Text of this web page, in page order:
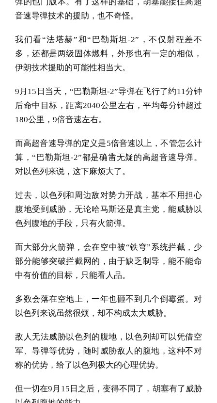
音速导弹技术的援助，也不奇怪。
我们看“法塔赫”和“巴勒斯坦-2”，不仅射程差不
多，还都是两级固体燃料，外形也有一定的相似，
伊朗技术援助的可能性相当大。
9月15日当天，“巴勒斯坦-2”导弹在飞行了约11分钟
后命中目标，距离2040公里左右，平均每分钟超过
180公里，9倍音速左右。
而高超音速导弹的定义是5倍音速以上，不管怎么计
算，“巴勒斯坦-2”都是确凿无疑的高超音速导弹。
对以色列来说，这下麻烦大了。
过去，以色列和周边敌对势力开战，基本不用担心
腹地受到威胁， 无论哈马斯还是真主党，能威胁以
色列腹地的手段，只有火箭弹。
而大部分火箭弹，会在空中被“铁穹”系统拦截，少
部分能够突破拦截网的，由于缺乏制导，能不能命
中有价值的目标，只能看人品。
多数会落在空地上，一年也砸不到几个倒霉蛋。对
以色列来说虽然很烦，却不构成太大威胁。
敌人无法威胁以色列的腹地，以色列却可以凭借空
军、导弹等优势，随时威胁敌人的腹地，这种不对
称的优势，给了以色列极大的心理优势。
但一切在9月15日之后，变得不同了，胡塞有了威胁